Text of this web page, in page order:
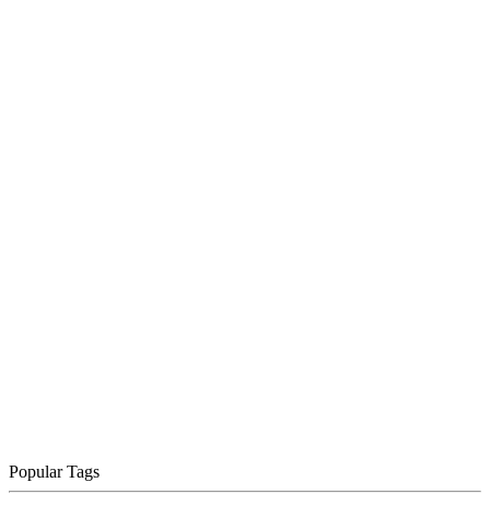
Popular Tags